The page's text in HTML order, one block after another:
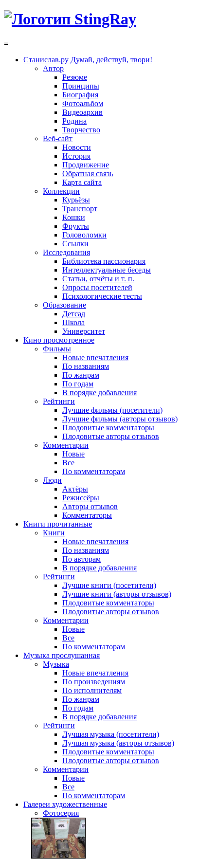
≡
Станислав.ру Думай, действуй, твори!
Автор
Резюме
Принципы
Биография
Фотоальбом
Видеоархив
Родина
Творчество
Веб-сайт
Новости
История
Продвижение
Обратная связь
Карта сайта
Коллекции
Курьёзы
Транспорт
Кошки
Фрукты
Головоломки
Ссылки
Исследования
Библиотека пассионария
Интеллектуальные беседы
Статьи, отчёты и т. п.
Опросы посетителей
Психологические тесты
Образование
Детсад
Школа
Университет
Кино просмотренное
Фильмы
Новые впечатления
По названиям
По жанрам
По годам
В порядке добавления
Рейтинги
Лучшие фильмы (посетители)
Лучшие фильмы (авторы отзывов)
Плодовитые комментаторы
Плодовитые авторы отзывов
Комментарии
Новые
Все
По комментаторам
Люди
Актёры
Режиссёры
Авторы отзывов
Комментаторы
Книги прочитанные
Книги
Новые впечатления
По названиям
По авторам
В порядке добавления
Рейтинги
Лучшие книги (посетители)
Лучшие книги (авторы отзывов)
Плодовитые комментаторы
Плодовитые авторы отзывов
Комментарии
Новые
Все
По комментаторам
Музыка прослушанная
Музыка
Новые впечатления
По произведениям
По исполнителям
По жанрам
По годам
В порядке добавления
Рейтинги
Лучшая музыка (посетители)
Лучшая музыка (авторы отзывов)
Плодовитые комментаторы
Плодовитые авторы отзывов
Комментарии
Новые
Все
По комментаторам
Галереи художественные
Фотосерия